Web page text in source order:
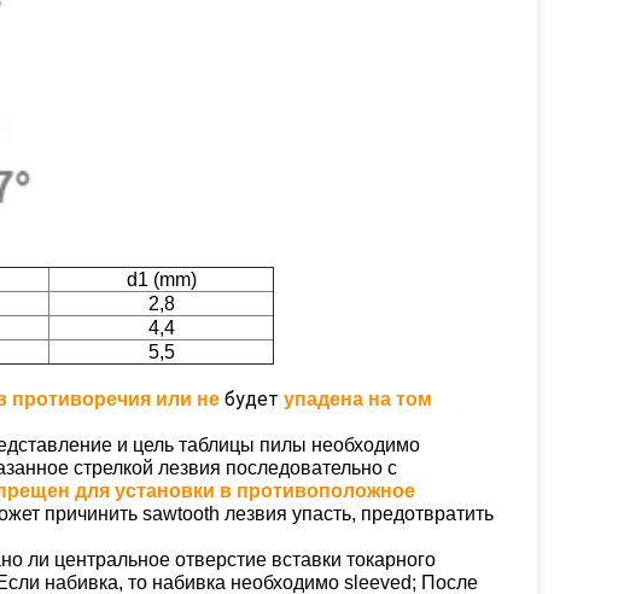
d1 (mm)
2,8
4,4
5,5
противоречия или не будет упадена на том
и цель таблицы пилы необходимо
стрелкой лезвия последовательно с
для установки в противоположное
причинить sawtooth лезвия упасть, предотвратить
ли центральное отверстие вставки токарного
набивка, то набивка необходимо sleeved; После